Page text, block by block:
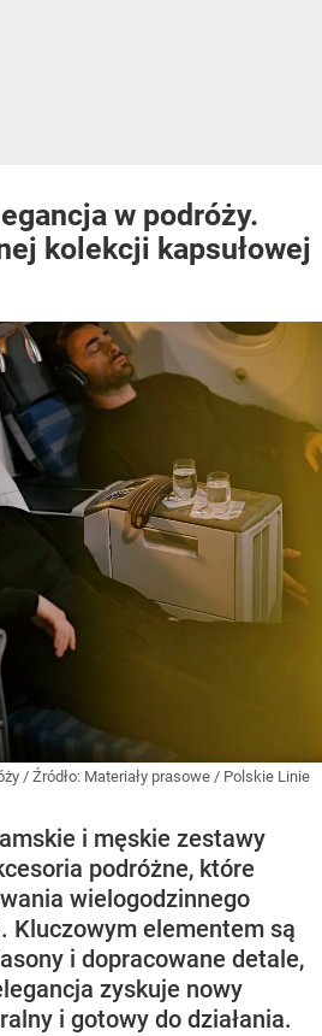
w podróży.
kolekcji kapsułowej
/ Źródło: Materiały prasowe / Polskie Linie
i męskie zestawy
podróżne, które
wielogodzinnego
Kluczowym elementem są
i dopracowane detale,
zyskuje nowy
i gotowy do działania.